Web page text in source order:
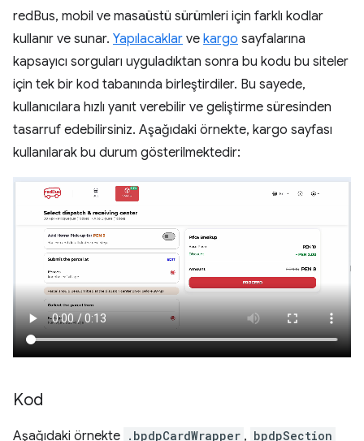
redBus, mobil ve masaüstü sürümleri için farklı kodlar
kullanır ve sunar. Yapılacaklar ve kargo sayfalarına
kapsayıcı sorguları uyguladıktan sonra bu kodu bu siteler
için tek bir kod tabanında birleştirdiler. Bu sayede,
kullanıcılara hızlı yanıt verebilir ve geliştirme süresinden
tasarruf edebilirsiniz. Aşağıdaki örnekte, kargo sayfası
kullanılarak bu durum gösterilmektedir:
Kod
Aşağıdaki örnekte .bpdpCardWrapper , bpdpSection